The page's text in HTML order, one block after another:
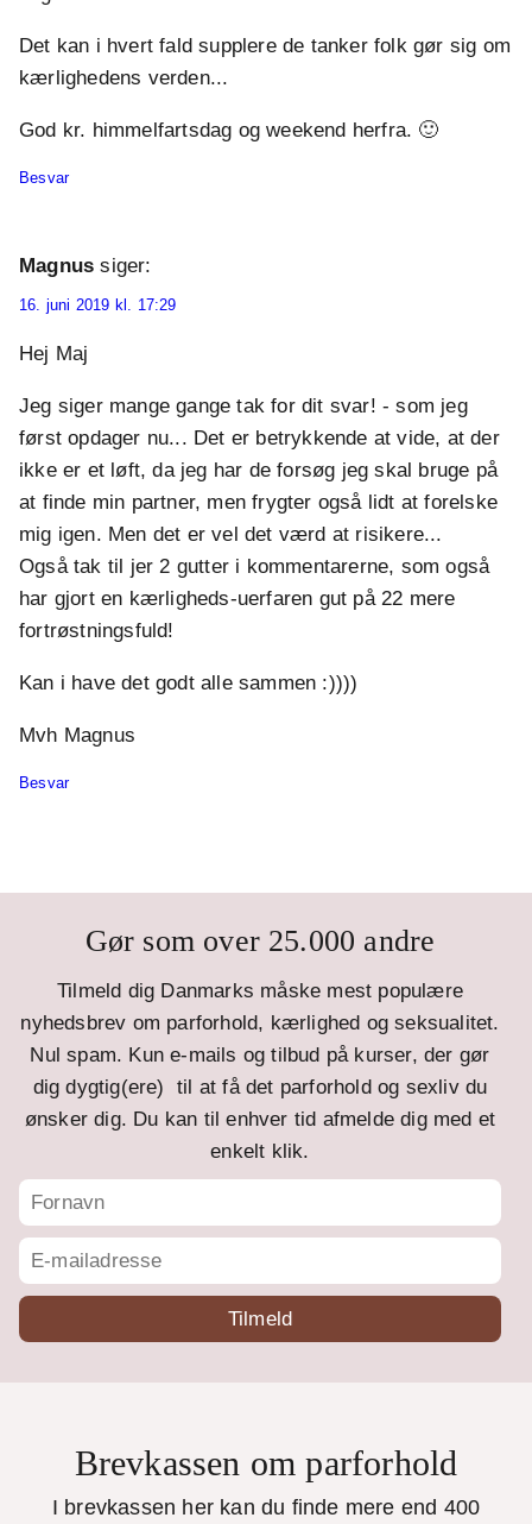
Det kan i hvert fald supplere de tanker folk gør sig om
kærlighedens verden...
God kr. himmelfartsdag og weekend herfra. 🙂
Besvar
Magnus siger:
16. juni 2019 kl. 17:29
Hej Maj
Jeg siger mange gange tak for dit svar! - som jeg
først opdager nu... Det er betrykkende at vide, at der
ikke er et løft, da jeg har de forsøg jeg skal bruge på
at finde min partner, men frygter også lidt at forelske
mig igen. Men det er vel det værd at risikere...
Også tak til jer 2 gutter i kommentarerne, som også
har gjort en kærligheds-uerfaren gut på 22 mere
fortrøstningsfuld!
Kan i have det godt alle sammen :))))
Mvh Magnus
Besvar
Gør som over 25.000 andre
Tilmeld dig Danmarks måske mest populære
nyhedsbrev om parforhold, kærlighed og seksualitet.
Nul spam. Kun e-mails og tilbud på kurser, der gør
dig dygtig(ere) til at få det parforhold og sexliv du
ønsker dig. Du kan til enhver tid afmelde dig med et
enkelt klik.
Brevkassen om parforhold
I brevkassen her kan du finde mere end 400